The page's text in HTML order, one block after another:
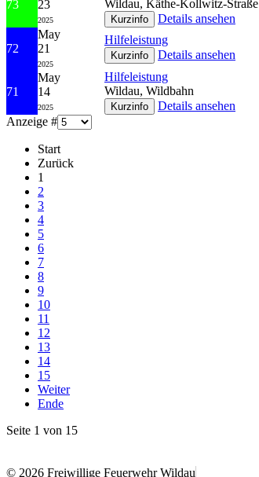
73
23
2025
Wildau, Käthe-Kollwitz-Straße
Details ansehen
72
May
21
2025
Hilfeleistung
Details ansehen
71
May
14
2025
Hilfeleistung
Wildau, Wildbahn
Details ansehen
Anzeige #
Start
Zurück
1
2
3
4
5
6
7
8
9
10
11
12
13
14
15
Weiter
Ende
Seite 1 von 15
© 2026 Freiwillige Feuerwehr Wildau